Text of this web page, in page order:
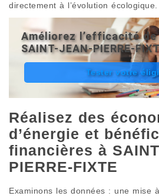
directement à l’évolution écologique.
Améliorez l’efficacité
SAINT-JEAN-PIERRE-
Tester votre
Réalisez des
d’énergie et
financières à
PIERRE-FIXTE
Examinons les données : une mise